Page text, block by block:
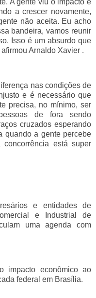
A gente viu o impacto e
a crescer novamente,
não aceita. Eu acho
bandeira, vamos reunir
Isso é um absurdo que
Arnaldo Xavier .
nas condições de
e é necessário que
precisa, no mínimo, ser
de fora sendo
cruzados esperando
quando a gente percebe
está super
e entidades de
e Industrial de
uma agenda com
impacto econômico ao
federal em Brasília.